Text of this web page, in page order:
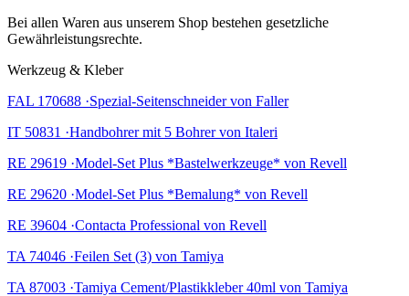
Bei allen Waren aus unserem Shop bestehen gesetzliche
Gewährleistungsrechte.
Werkzeug & Kleber
FAL 170688 ·Spezial-Seitenschneider von Faller
IT 50831 ·Handbohrer mit 5 Bohrer von Italeri
RE 29619 ·Model-Set Plus *Bastelwerkzeuge* von Revell
RE 29620 ·Model-Set Plus *Bemalung* von Revell
RE 39604 ·Contacta Professional von Revell
TA 74046 ·Feilen Set (3) von Tamiya
TA 87003 ·Tamiya Cement/Plastikkleber 40ml von Tamiya